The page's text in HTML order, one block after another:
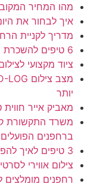
מהו המחיר המקובל
איך לבחור את היום
מדריך לקניית
6 טיפים להשכרת רחפן לצילום אווירי
ציוד מקצועי
יותר
מאביק אייר
ברחפנים
3 טיפים לאיך להפיק את השוט צילום אווירי המדהים ביותר
צילום אווירי
רחפנים מומלצים